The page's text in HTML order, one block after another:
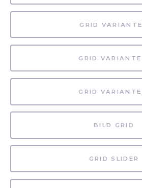
GRID VARIANTE
GRID VARIANTE
GRID
BILD GRID
GRID SLIDER